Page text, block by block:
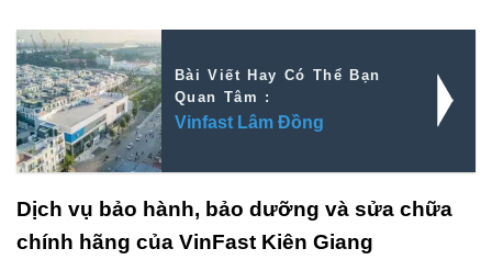
Bài Viết Hay Có Thể Bạn
Quan Tâm :
Vinfast Lâm Đồng
Dịch vụ bảo hành, bảo dưỡng và sửa chữa
chính hãng của VinFast Kiên Giang